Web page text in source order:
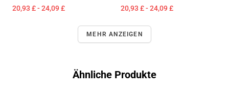
20,93 £ - 24,09 £ 20,93 £ - 24,09 £
MEHR ANZEIGEN
Ähnliche Produkte